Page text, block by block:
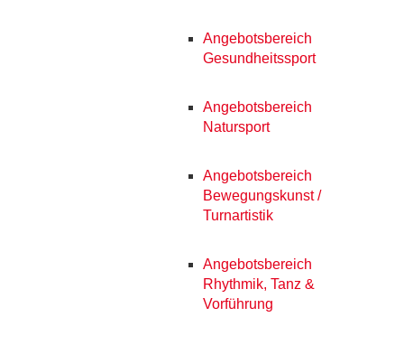
Angebotsbereich
Gesundheitssport
Angebotsbereich
Natursport
Angebotsbereich
Bewegungskunst /
Turnartistik
Angebotsbereich
Rhythmik, Tanz &
Vorführung